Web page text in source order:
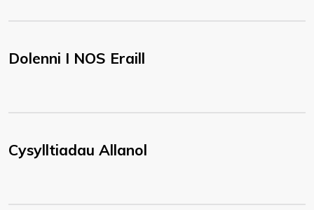
Dolenni I NOS Eraill
Cysylltiadau Allanol